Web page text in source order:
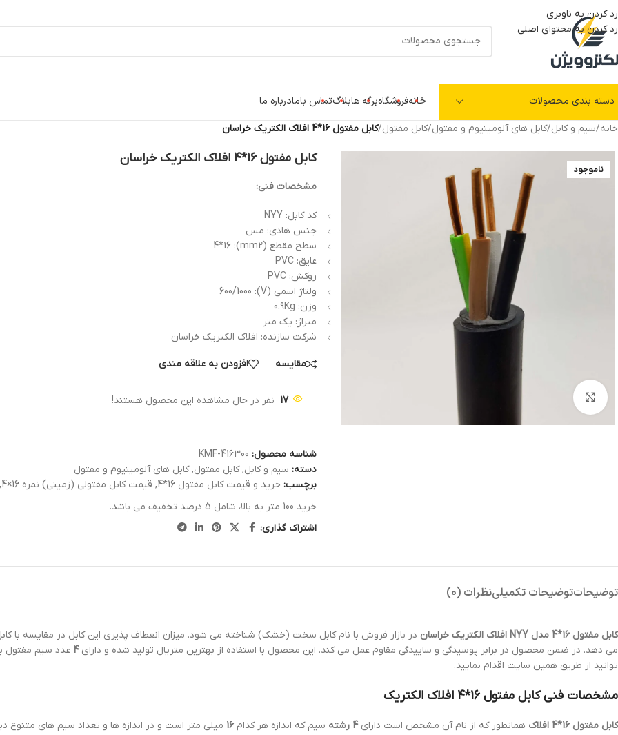
رد کردن به ناوبری
رد کردن به محتوای اصلی
دسته بندی محصولات خانهفروشگاهبرگه هابلاگتماس بامادرباره ما
خانه/سیم و کابل/کابل های آلومینیوم و مفتول/کابل مفتول/کابل مفتول 16*4 افلاک الکتریک خراسان
ناموجود
کابل مفتول 16*4 افلاک الکتریک خراسان
مشخصات فنی:
کد کابل: NYY
جنس هادی: مس
سطح مقطع (mm2): 4*16
عایق: PVC
روکش: PVC
ولتاژ اسمی (V): 600/1000
وزن: 0.9Kg
متراژ: یک متر
شرکت سازنده: افلاک الکتریک خراسان
مقایسه افزودن به علاقه مندی
17 نفر در حال مشاهده این محصول هستند!
شناسه محصول: KMF-416300
دسته: سیم و کابل, کابل مفتول, کابل های آلومینیوم و مفتول
برچسب: خرید و قیمت کابل مفتول 16*4 , قیمت کابل مفتولی (زمینی) نمره 16×4 ,
خرید 100 متر به بالا، شامل 5 درصد تخفیف می باشد.
اشتراک گذاری:
توضیحاتتوضیحات تکمیلینظرات (0)
کابل مفتول 16*4 مدل NYY افلاک الکتریک خراسان
در بازار فروش با نام کابل سخت (خشک) شناخته می شود. میزان انعطاف پذیری این کابل در مقایسه با
می دهد. در ضمن محصول در برابر پوسیدگی و ساییدگی مقاوم عمل می کند. این محصول با استفاده از بهترین متریال تولید شده و دارای4 عدد سیم مفتول
توانید از طریق همین سایت اقدام نمایید.
مشخصات فنی کابل مفتول 16*4 افلاک الکتریک
کابل مفتول 16*4 افلاک همانطور که از نام آن مشخص است دارای4 رشته سیم که اندازه هر کدام 16 میلی متر است و در اندازه ها و تعداد سیم های